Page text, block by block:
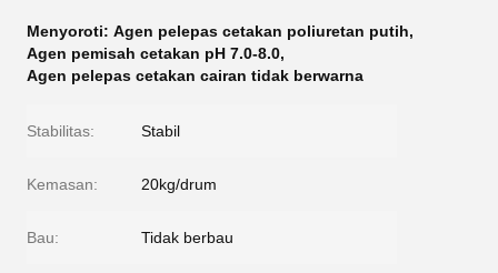
Menyoroti: Agen pelepas cetakan poliuretan putih,
Agen pemisah cetakan pH 7.0-8.0,
Agen pelepas cetakan cairan tidak berwarna
Stabilitas: Stabil
Kemasan: 20kg/drum
Bau: Tidak berbau